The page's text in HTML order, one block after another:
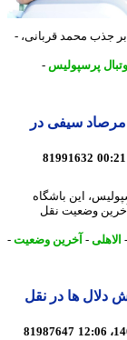
محمد قربانی، -
پرسپولیس-
سیفی در
81991632
این باشگاه
وضعیت نقل
-آخرین وضعیت-
ها در نقل
81987647